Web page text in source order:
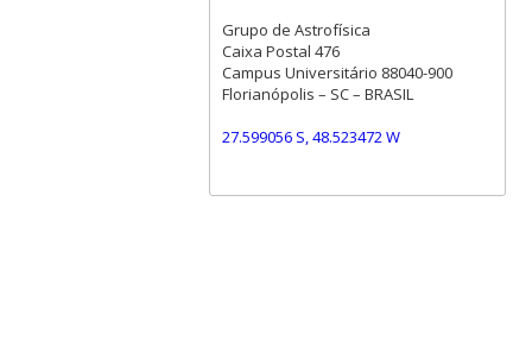
Grupo de Astrofísica
Caixa Postal 476
Campus Universitário 88040-900
Florianópolis – SC – BRASIL
27.599056 S, 48.523472 W